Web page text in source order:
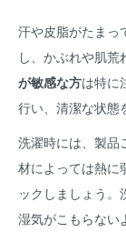
汗や皮脂がたまっ
し、かぶれや肌荒
が敏感な方は特に
行い、清潔な状態
洗濯時には、製品
材によっては熱に
ックしましょう。
湿気がこもらない